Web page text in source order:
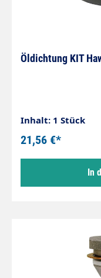
Öldichtung KIT
Inhalt: 1 Stück
21,56 €*
In